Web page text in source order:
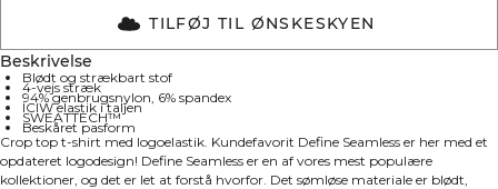
TILFØJ TIL ØNSKESKYEN
Beskrivelse
Blødt og strækbart stof
4-vejs stræk
94% genbrugsnylon, 6% spandex
ICIW elastik i taljen
SWEATTECH™
Beskåret pasform
Crop top t-shirt med logoelastik. Kundefavorit Define Seamless er her med et
opdateret logodesign! Define Seamless er en af vores mest populære
kollektioner, og det er let at forstå hvorfor. Det sømløse materiale er blødt,